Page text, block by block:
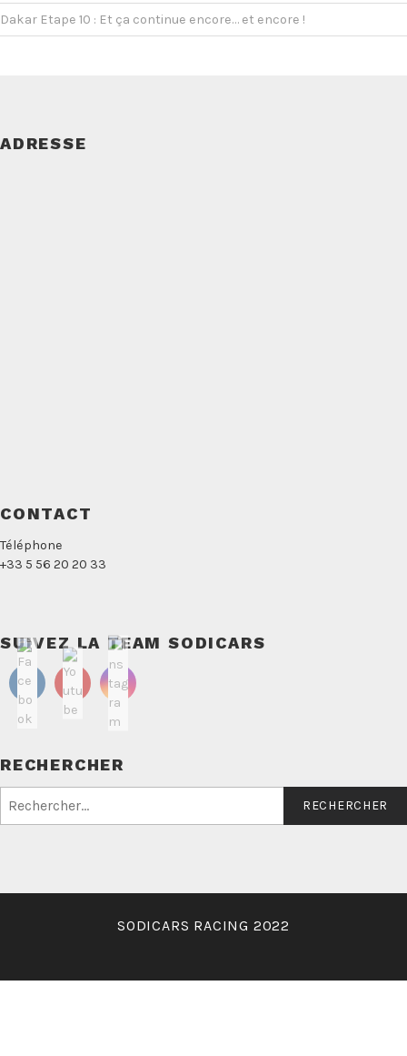
Dakar Etape 10 : Et ça continue encore… et encore !
ADRESSE
CONTACT
Téléphone
+33 5 56 20 20 33
SUIVEZ LA TEAM SODICARS
RECHERCHER
SODICARS RACING 2022